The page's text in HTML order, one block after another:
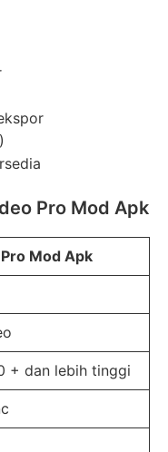
Pro Mod Apk
Mod Apk
+ dan lebih tinggi